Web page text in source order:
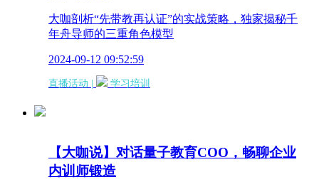
大咖剖析“先带教再认证”的实战策略，独家揭秘千
年舟导师的三重角色模型
2024-09-12 09:52:59
直播活动 | 学习培训
【大咖说】对话量子教育COO，畅聊企业
内训师锻造